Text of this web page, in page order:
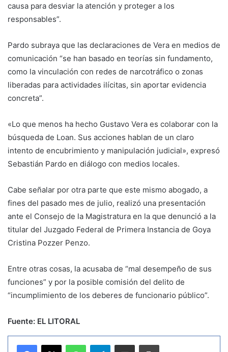
causa para desviar la atención y proteger a los
responsables”.
Pardo subraya que las declaraciones de Vera en medios de
comunicación “se han basado en teorías sin fundamento,
como la vinculación con redes de narcotráfico o zonas
liberadas para actividades ilícitas, sin aportar evidencia
concreta”.
«Lo que menos ha hecho Gustavo Vera es colaborar con la
búsqueda de Loan. Sus acciones hablan de un claro
intento de encubrimiento y manipulación judicial», expresó
Sebastián Pardo en diálogo con medios locales.
Cabe señalar por otra parte que este mismo abogado, a
fines del pasado mes de julio, realizó una presentación
ante el Consejo de la Magistratura en la que denunció a la
titular del Juzgado Federal de Primera Instancia de Goya
Cristina Pozzer Penzo.
Entre otras cosas, la acusaba de “mal desempeño de sus
funciones” y por la posible comisión del delito de
“incumplimiento de los deberes de funcionario público”.
Fuente: EL LITORAL
Telegram